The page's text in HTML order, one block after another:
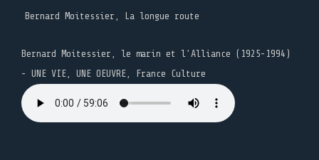
Bernard Moitessier, La longue route
Bernard Moitessier, le marin et l’Alliance (1925-1994)
- UNE VIE, UNE OEUVRE, France Culture